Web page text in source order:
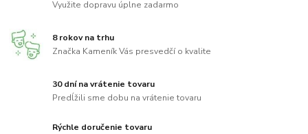
Využite dopravu úplne zadarmo
8 rokov na trhu
Značka Kameník Vás presvedčí o kvalite
30 dní na vrátenie tovaru
Predĺžili sme dobu na vrátenie tovaru
Rýchle doručenie tovaru